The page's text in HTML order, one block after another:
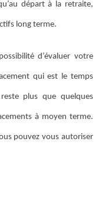
départ à la retraite,
long terme.
d’évaluer votre
qui est le temps
plus que quelques
à moyen terme.
pouvez vous autoriser